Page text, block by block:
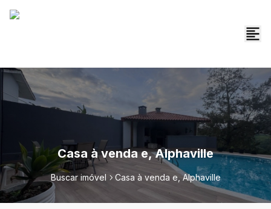
Casa à venda e, Alphaville
Buscar imóvel Casa à venda e, Alphaville